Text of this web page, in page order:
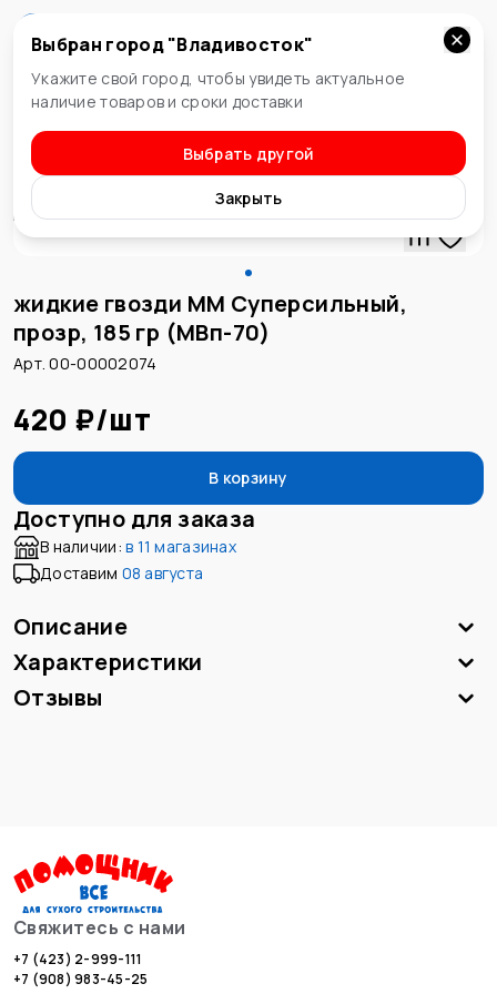
Владивосток
Выбран город "Владивосток"
Укажите свой город, чтобы увидеть актуальное
наличие товаров и сроки доставки
Выбрать другой
Закрыть
Жидкие гвозди
жидкие гвозди ММ Суперсильный,
прозр, 185 гр (МВп-70)
Арт. 00-00002074
420 ₽/шт
В корзину
Доступно для заказа
В наличии: в 11 магазинах
Доставим 08 августа
Описание
Характеристики
Отзывы
Свяжитесь с нами
+7 (423) 2-999-111
+7 (908) 983-45-25